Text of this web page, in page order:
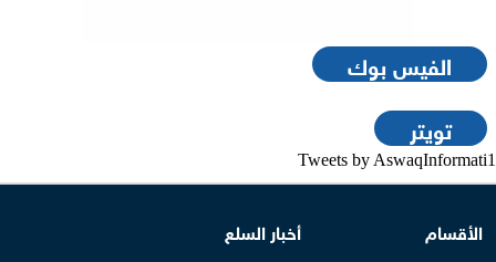
الفيس بوك
تويتر
Tweets by AswaqInformati1
الأقسام
أخبار السلع